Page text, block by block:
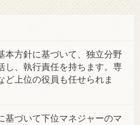
本方針に基づいて、独立分野
し、執行責任を持ちます。専
ど上位の役員も任せられま
基づいて下位マネジャーのマ